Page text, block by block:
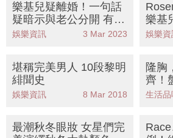
樂基兒疑離婚！一句話
疑暗示與老公分開 有意
回港復出搵銀
娛樂資訊 3 Mar 2023
樂基
「天王嫂
娛樂資
堪稱完美男人 10段黎明
緋聞史
娛樂資訊 8 Mar 2018
隆胸
齊！
兒等
生活品
最潮秋冬眼妝 女星們完